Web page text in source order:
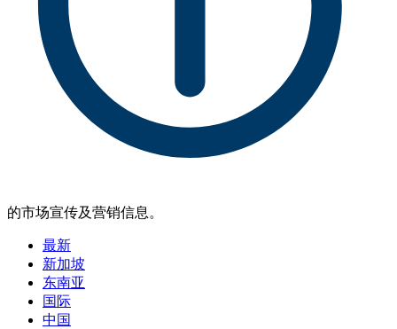
的市场宣传及营销信息。
最新
新加坡
东南亚
国际
中国